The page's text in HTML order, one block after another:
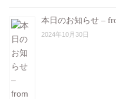
本日のお知らせ –
2024年10月30日